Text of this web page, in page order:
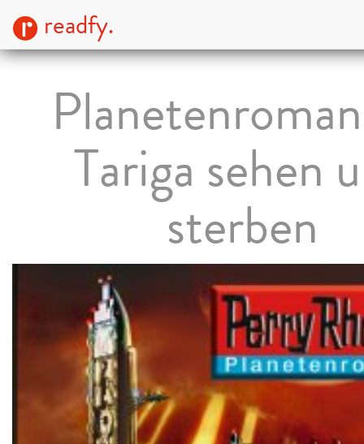
readfy.
Tariga sehen
sterben